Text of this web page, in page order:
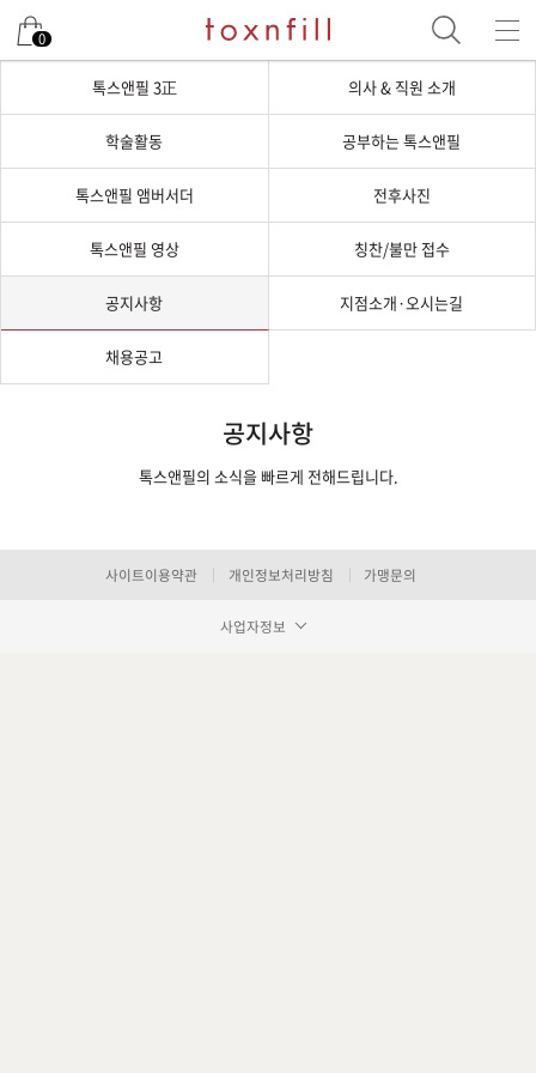
0
톡스앤필 3正 의사 & 직원 소개
학술활동 공부하는 톡스앤필
톡스앤필 앰버서더 전후사진
톡스앤필 영상 칭찬/불만 접수
공지사항 지점소개·오시는길
채용공고
공지사항
톡스앤필의 소식을 빠르게 전해드립니다.
사이트이용약관 개인정보처리방침 가맹문의
사업자정보